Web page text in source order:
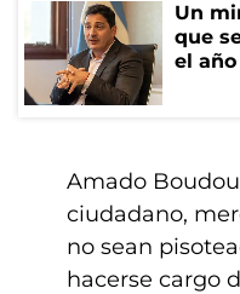
Un
que
el
Amado
ciudadano,
no sean
hacerse cargo